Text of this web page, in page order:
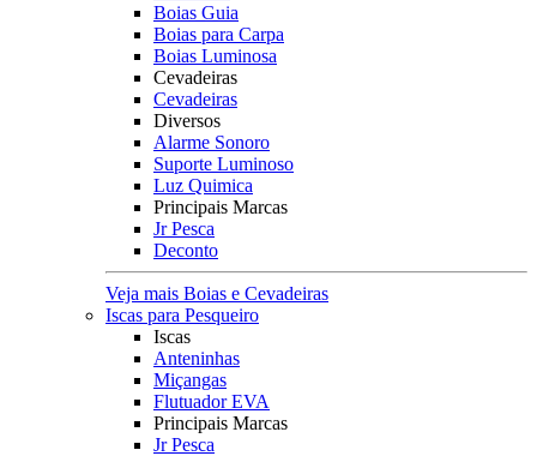
Boias Guia
Boias para Carpa
Boias Luminosa
Cevadeiras
Cevadeiras
Diversos
Alarme Sonoro
Suporte Luminoso
Luz Quimica
Principais Marcas
Jr Pesca
Deconto
Veja mais Boias e Cevadeiras
Iscas para Pesqueiro
Iscas
Anteninhas
Miçangas
Flutuador EVA
Principais Marcas
Jr Pesca